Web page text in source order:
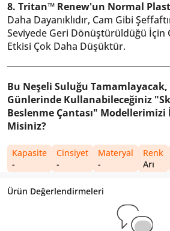
8. Tritan™ Renew'un Normal
Daha Dayanıklıdır, Cam Gibi
Seviyede Geri Dönüştürüldüğü İçin
Etkisi Çok Daha Düşüktür.
Bu Neşeli Suluğu Tamamlayacak,
Günlerinde Kullanabileceğiniz
Beslenme Çantası"
Misiniz?
Kapasite
-
Cinsiyet
-
Materyal
-
Renk
Arı
Ürün Değerlendirmeleri